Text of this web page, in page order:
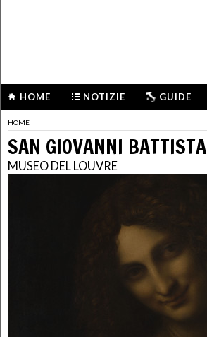
HOME NOTIZIE GUIDE
HOME
SAN GIOVANNI BATTISTA
MUSEO DEL LOUVRE